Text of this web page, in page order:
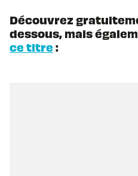
Découvrez
dessous, mais
ce titre :